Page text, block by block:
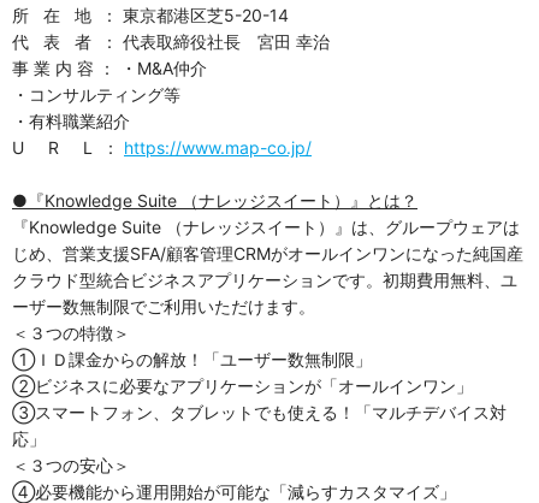
所 在 地 ： 東京都港区芝5-20-14
代 表 者 ： 代表取締役社長 宮田 幸治
事 業 内 容 ： ・M&A仲介
・コンサルティング等
・有料職業紹介
U R L ： https://www.map-co.jp/
●『Knowledge Suite （ナレッジスイート）』とは？
『Knowledge Suite （ナレッジスイート）』は、グループウェアは
じめ、営業支援SFA/顧客管理CRMがオールインワンになった純国産
クラウド型統合ビジネスアプリケーションです。初期費用無料、ユ
ーザー数無制限でご利用いただけます。
＜３つの特徴＞
①ＩＤ課金からの解放！「ユーザー数無制限」
②ビジネスに必要なアプリケーションが「オールインワン」
③スマートフォン、タブレットでも使える！「マルチデバイス対
応」
＜３つの安心＞
④必要機能から運用開始が可能な「減らすカスタマイズ」